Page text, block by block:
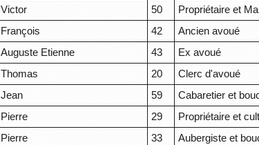
Victor 50 Propriétaire et
François 42 Ancien avoué
Auguste Etienne 43 Ex avoué
Thomas 20 Clerc d'avoué
Jean 59 Cabaretier et
Pierre 29 Propriétaire et
Pierre 33 Aubergiste et